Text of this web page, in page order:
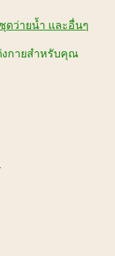
ดว่ายน้ำ และอื่นๆ
งกายสำหรับคุณ